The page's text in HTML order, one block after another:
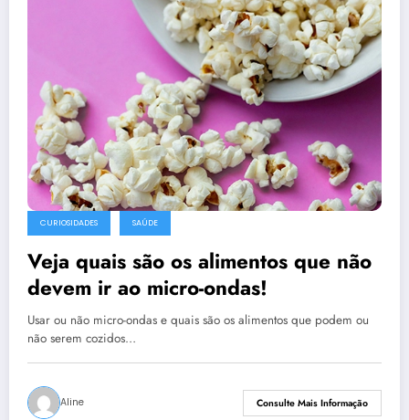
CURIOSIDADES SAÚDE
Veja quais são os alimentos que não
devem ir ao micro-ondas!
Usar ou não micro-ondas e quais são os alimentos que podem ou
não serem cozidos…
Aline Consulte Mais Informação